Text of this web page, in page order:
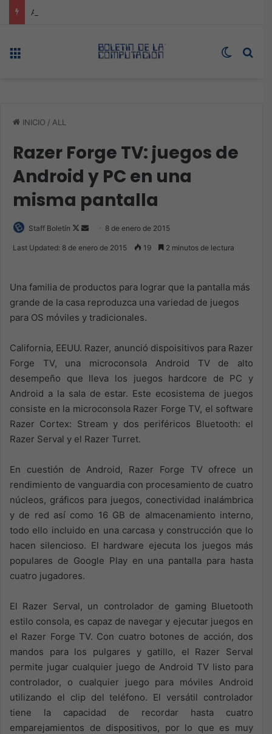
Switch
INICIO / ALL
Razer Forge TV: juegos de
Android y PC en una
misma pantalla
Staff Boletín
Follow
Send 8 de enero de 2015
Last Updated: 8 de enero de 2015 19 2 minutos de lectura
Una familia de productos para lograr que la pantalla más
grande de la casa reproduzca una variedad de juegos
para OS móviles y tradicionales.
California, EEUU. Razer, anunció dispoisitivos para Razer
Forge TV, una microconsola Android TV de alto
desempeño que lleva los juegos hardcore de PC y
Android a la sala de estar. Este ecosistema de juegos
consiste en la microconsola Razer Forge TV, el software
Razer Cortex: Stream y dos periféricos Bluetooth: el
Razer Serval y el Razer Turret.
En cuestión de Android, Razer Forge TV ofrece un
rendimiento de vanguardia con procesamiento de cuatro
núcleos, gráficos para juegos, conectividad inalámbrica
y de red así como 16 GB de almacenamiento interno,
todo ello incluido en una carcasa y construcción que lo
hacen silencioso. El hardware ejecuta los juegos más
populares de Google Play en una pantalla para hasta
cuatro jugadores.
El Razer Serval, un controlador de gaming Bluetooth
estilo consola, es capaz de navegar y ejecutar juegos en
el Razer Forge TV. Con cuatro botones de acción, dos
mandos para los pulgares y gatillo, el Razer Serval
permite jugar cualquier juego de Android TV listo para
controlador, o cualquier juego para móviles Android
utilizando el clip del teléfono. El versátil controlador
tiene la capacidad de recordar hasta cuatro
emparejamientos de dispositivos, por lo que es muy